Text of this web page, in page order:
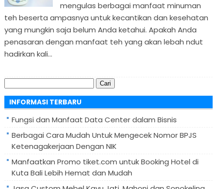
mengulas berbagai manfaat minuman
teh beserta ampasnya untuk kecantikan dan kesehatan
yang mungkin saja belum Anda ketahui. Apakah Anda
penasaran dengan manfaat teh yang akan lebah ndut
hadirkan kali...
untuk:
INFORMASI TERBARU
Fungsi dan Manfaat Data Center dalam Bisnis
Berbagai Cara Mudah Untuk Mengecek Nomor BPJS
Ketenagakerjaan Dengan NIK
Manfaatkan Promo tiket.com untuk Booking Hotel di
Kuta Bali Lebih Hemat dan Mudah